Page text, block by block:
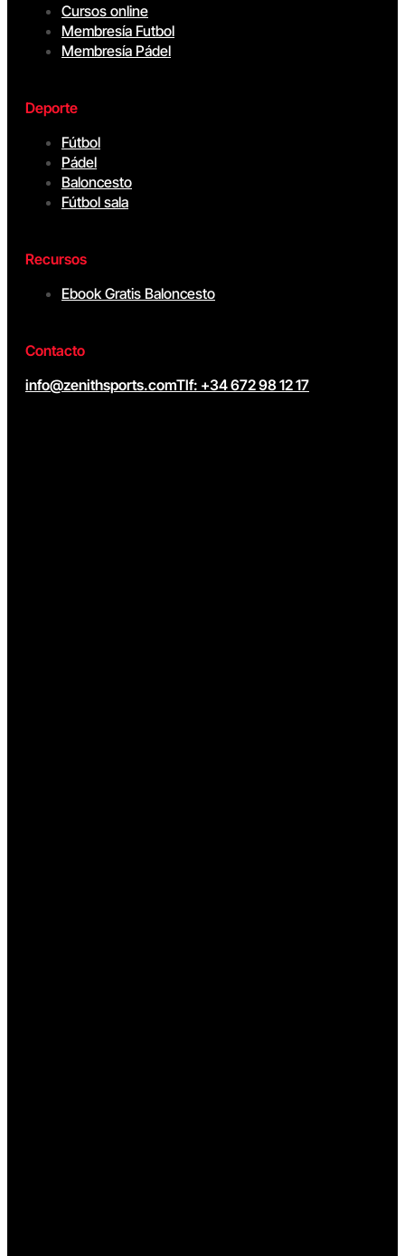
Cursos online
Membresía Futbol
Membresía Pádel
Deporte
Fútbol
Pádel
Baloncesto
Fútbol sala
Recursos
Ebook Gratis Baloncesto
Contacto
info@zenithsports.comTlf: +34 672 98 12 17